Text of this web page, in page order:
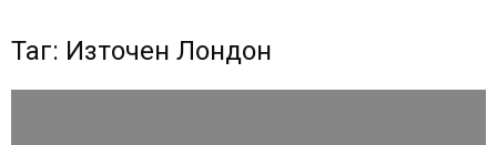
Таг: Източен Лондон